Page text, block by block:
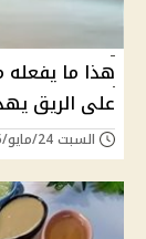
هذا ما
على الريق
السبت 24/مايو/2025 - 08:00 ص